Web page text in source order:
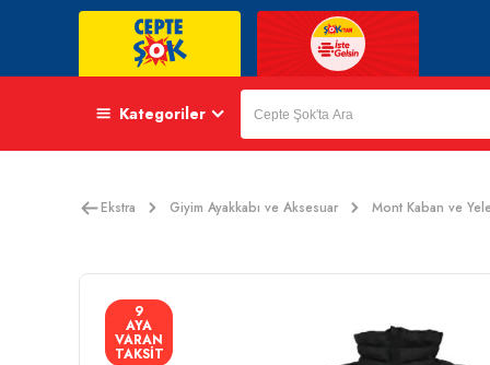
Kategoriler
Ekstra Giyim Ayakkabı ve Aksesuar Mont Kaban ve
9
AYA
VARAN
TAKSİT